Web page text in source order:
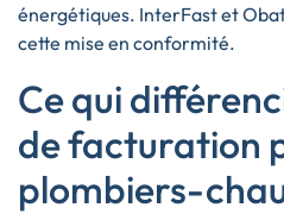
énergétiques. InterFast et
cette mise en conformité.
Ce qui
de facturation
plombiers-